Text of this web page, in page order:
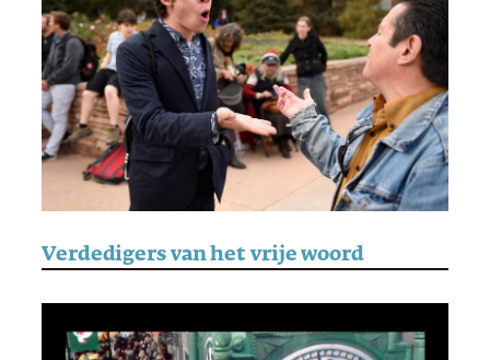
Verdedigers van het vrije woord